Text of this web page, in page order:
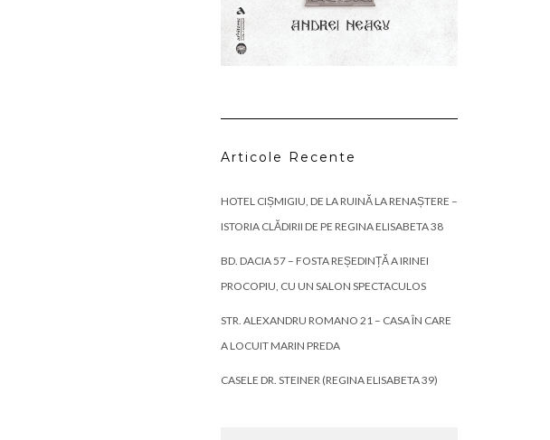
Articole Recente
HOTEL CIȘMIGIU, DE LA RUINĂ LA RENAȘTERE –
ISTORIA CLĂDIRII DE PE REGINA ELISABETA 38
BD. DACIA 57 – FOSTA REȘEDINȚĂ A IRINEI
PROCOPIU, CU UN SALON SPECTACULOS
STR. ALEXANDRU ROMANO 21 – CASA ÎN CARE
A LOCUIT MARIN PREDA
CASELE DR. STEINER (REGINA ELISABETA 39)